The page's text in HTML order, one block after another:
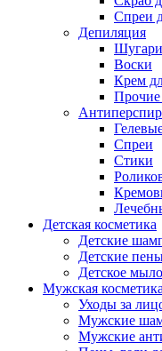
Спреи
Депиляция
Воски
Крем
Прочие
Спреи
Стики
Детская косметика
Детские
Детские
Детское мыло
Мужская косметика
Уходы за
Мужские
Мужские